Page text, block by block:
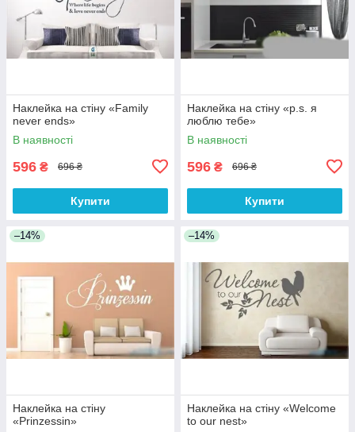
Наклейка на стіну «Family
never ends»
В наявності
596 ₴ 696 ₴
Купити
Наклейка на стіну «p.s. я
люблю тебе»
В наявності
596 ₴ 696 ₴
Купити
–14%
Наклейка на стіну
«Prinzessin»
–14%
Наклейка на стіну «Welcome
to our nest»